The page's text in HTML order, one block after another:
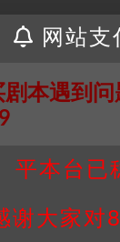
补发！！！网盘
，仅供学习研究
约约束，并遵守
或权利人。如有
架相关剧本攻略
本站收取的赞助
网站支
本遇到问
平本台已
谢大家对